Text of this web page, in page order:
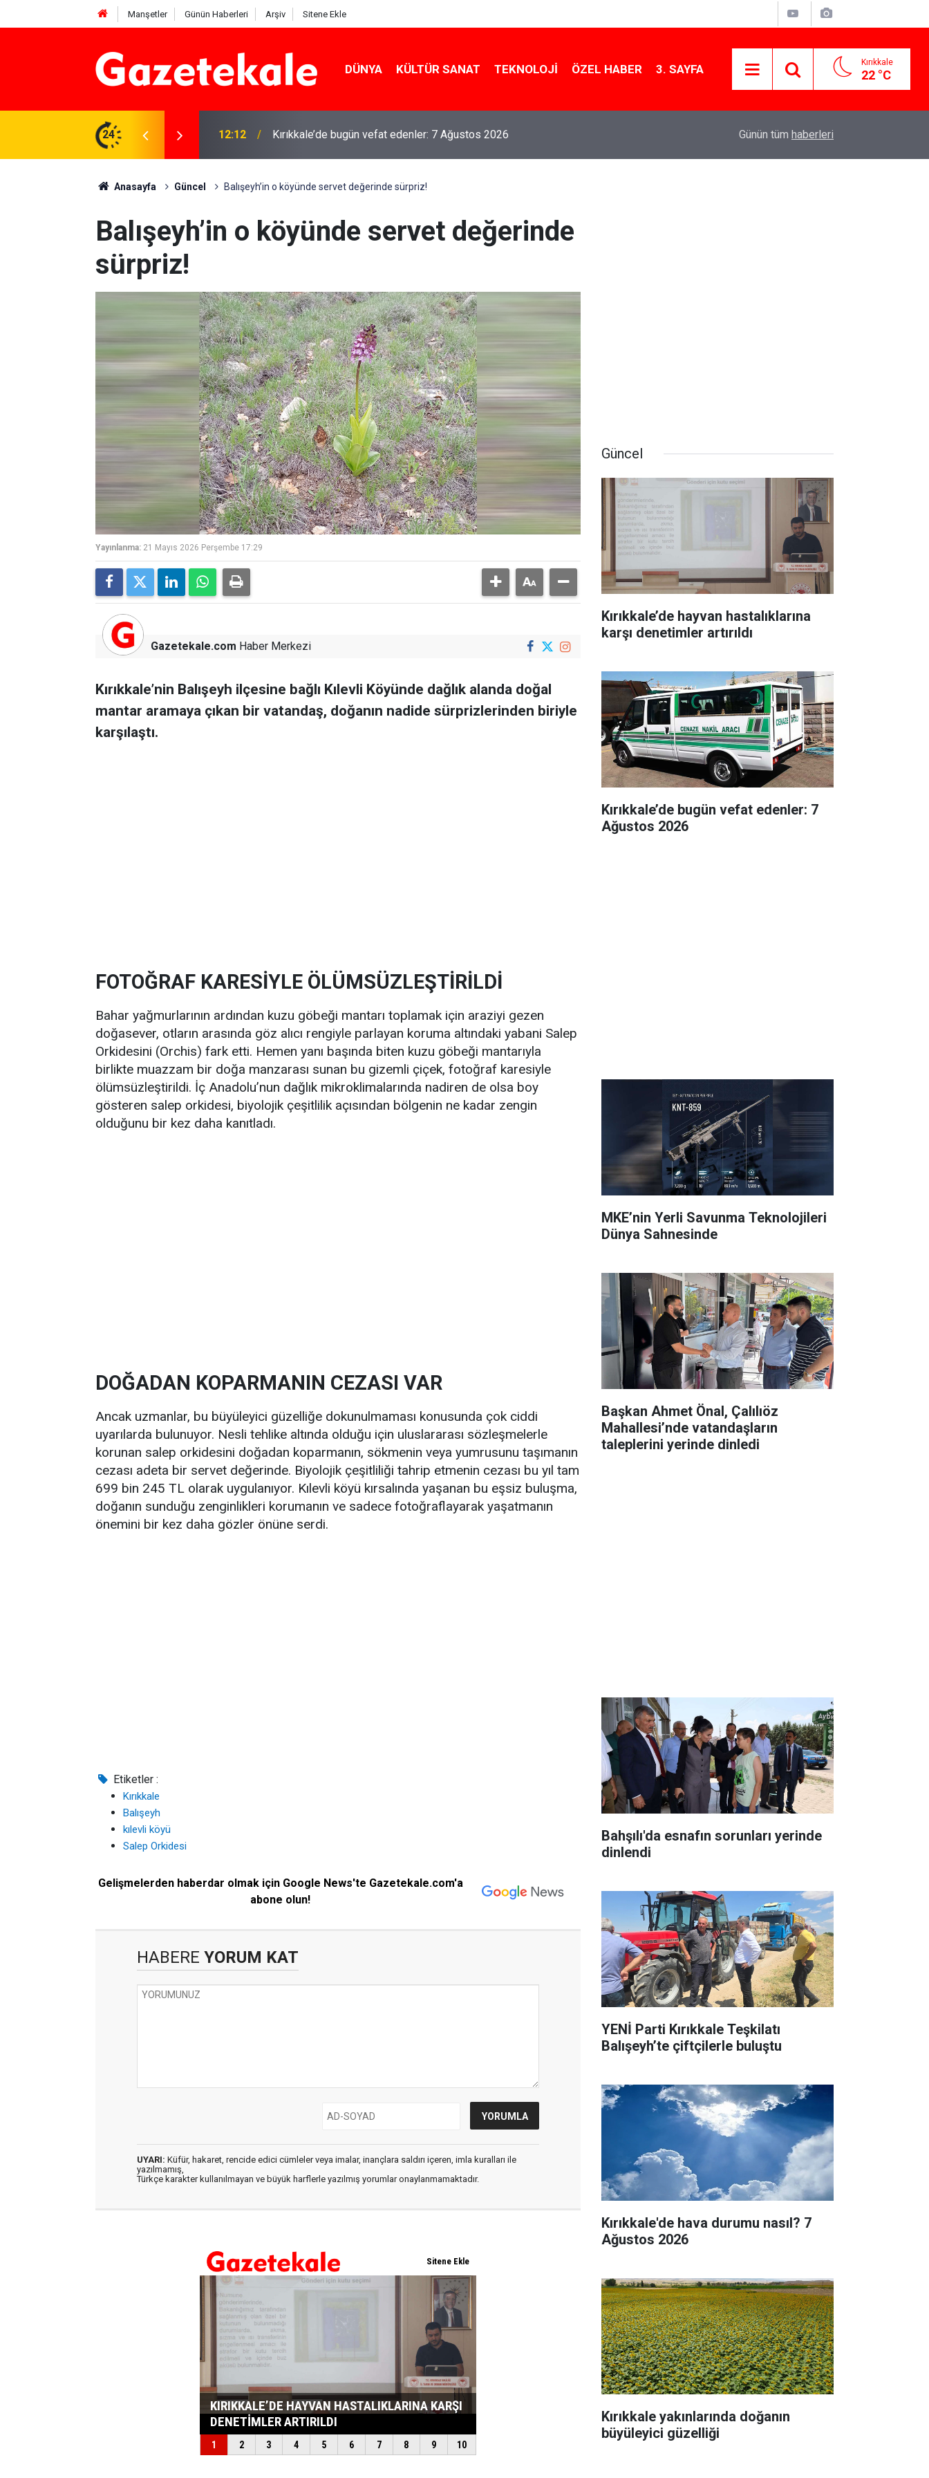
Manşetler Günün Haberleri Arşiv Sitene Ekle
DÜNYA KÜLTÜR SANAT TEKNOLOJI ÖZEL HABER 3. SAYFA Kırıkkale
22 °C
24
karşı denetimler artırıldı 12:12 Kırıkkale’de bugün vefat edenler: 7 Ağustos 2026 MKE’nin Yerli Savunma Teknolojileri Dünya
Günün tüm haberleri
Anasayfa Güncel Balışeyh’in o köyünde servet değerinde sürpriz!
Balışeyh’in o köyünde servet değerinde
sürpriz!
Yayınlanma: 21 Mayıs 2026 Perşembe 17:29
Gazetekale.com Haber Merkezi
Kırıkkale’nin Balışeyh ilçesine bağlı Kılevli Köyünde dağlık alanda doğal
mantar aramaya çıkan bir vatandaş, doğanın nadide sürprizlerinden biriyle
karşılaştı.
FOTOĞRAF KARESİYLE ÖLÜMSÜZLEŞTİRİLDİ
Bahar yağmurlarının ardından kuzu göbeği mantarı toplamak için araziyi gezen
doğasever, otların arasında göz alıcı rengiyle parlayan koruma altındaki yabani Salep
Orkidesini (Orchis) fark etti. Hemen yanı başında biten kuzu göbeği mantarıyla
birlikte muazzam bir doğa manzarası sunan bu gizemli çiçek, fotoğraf karesiyle
ölümsüzleştirildi. İç Anadolu’nun dağlık mikroklimalarında nadiren de olsa boy
gösteren salep orkidesi, biyolojik çeşitlilik açısından bölgenin ne kadar zengin
olduğunu bir kez daha kanıtladı.
DOĞADAN KOPARMANIN CEZASI VAR
Ancak uzmanlar, bu büyüleyici güzelliğe dokunulmaması konusunda çok ciddi
uyarılarda bulunuyor. Nesli tehlike altında olduğu için uluslararası sözleşmelerle
korunan salep orkidesini doğadan koparmanın, sökmenin veya yumrusunu taşımanın
cezası adeta bir servet değerinde. Biyolojik çeşitliliği tahrip etmenin cezası bu yıl tam
699 bin 245 TL olarak uygulanıyor. Kılevli köyü kırsalında yaşanan bu eşsiz buluşma,
doğanın sunduğu zenginlikleri korumanın ve sadece fotoğraflayarak yaşatmanın
önemini bir kez daha gözler önüne serdi.
Etiketler :
Kırıkkale
Balışeyh
kılevli köyü
Salep Orkidesi
Gelişmelerden haberdar olmak için Google News'te Gazetekale.com'a
abone olun!
HABERE YORUM KAT
UYARI: Küfür, hakaret, rencide edici cümleler veya imalar, inançlara saldırı içeren, imla kuralları ile
yazılmamış,
Türkçe karakter kullanılmayan ve büyük harflerle yazılmış yorumlar onaylanmamaktadır.
Güncel
Kırıkkale’de hayvan hastalıklarına
karşı denetimler artırıldı
Kırıkkale’de bugün vefat edenler: 7
Ağustos 2026
MKE’nin Yerli Savunma Teknolojileri
Dünya Sahnesinde
Başkan Ahmet Önal, Çalılıöz
Mahallesi’nde vatandaşların
taleplerini yerinde dinledi
Bahşılı'da esnafın sorunları yerinde
dinlendi
YENİ Parti Kırıkkale Teşkilatı
Balışeyh’te çiftçilerle buluştu
Kırıkkale'de hava durumu nasıl? 7
Ağustos 2026
Kırıkkale yakınlarında doğanın
büyüleyici güzelliği